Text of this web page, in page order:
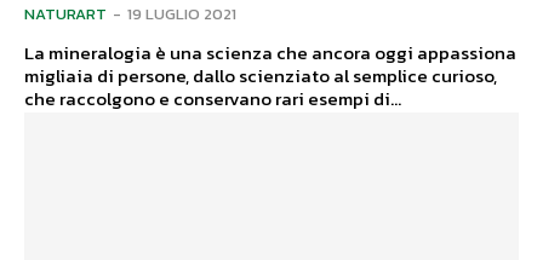
NATURART - 19 LUGLIO 2021
La mineralogia è una scienza che ancora oggi appassiona
migliaia di persone, dallo scienziato al semplice curioso,
che raccolgono e conservano rari esempi di...